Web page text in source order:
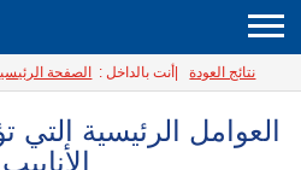
نتائج العودة| أنت بالداخل : الصفحة
العوامل الرئيسية